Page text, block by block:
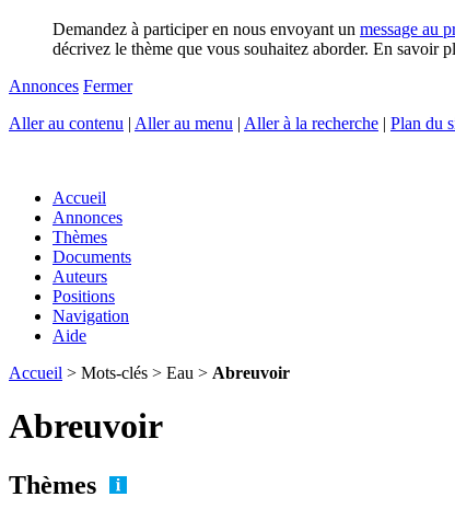
Demandez à participer en nous envoyant un message au
décrivez le thème que vous souhaitez aborder. En savoir
Annonces Fermer
Aller au contenu | Aller au menu | Aller à la recherche | Plan du
Accueil
Annonces
Thèmes
Documents
Auteurs
Positions
Navigation
Aide
Accueil > Mots-clés > Eau > Abreuvoir
Abreuvoir
Thèmes